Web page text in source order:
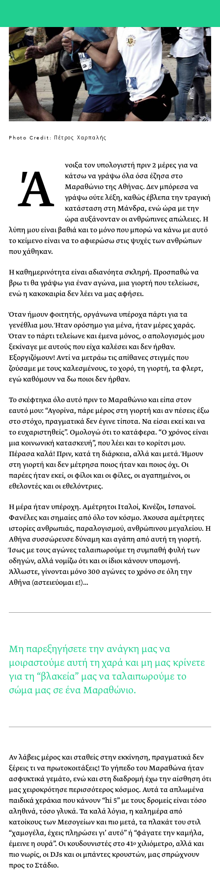
Photo Credit: Πέτρος Χαρπαλής
Ά
νοιξα τον υπολογιστή πριν 2 μέρες για να
κάτσω να γράψω όλα όσα έζησα στο
Μαραθώνιο της Αθήνας. Δεν μπόρεσα να
γράψω ούτε λέξη, καθώς έβλεπα την τραγική
κατάσταση στη Μάνδρα, ενώ ώρα με την
ώρα αυξάνονταν οι ανθρώπινες απώλειες. Η
λύπη μου είναι βαθιά και το μόνο που μπορώ να κάνω με αυτό
το κείμενο είναι να το αφιερώσω στις ψυχές των ανθρώπων
που χάθηκαν.
Η καθημερινότητα είναι αδιανόητα σκληρή. Προσπαθώ να
βρω τι θα γράψω για έναν αγώνα, μια γιορτή που τελείωσε,
ενώ η κακοκαιρία δεν λέει να μας αφήσει.
Όταν ήμουν φοιτητής, οργάνωνα υπέροχα πάρτι για τα
γενέθλια μου. Ήταν ορόσημο για μένα, ήταν μέρες χαράς.
Όταν το πάρτι τελείωνε και έμενα μόνος, ο απολογισμός μου
ξεκίναγε με αυτούς που είχα καλέσει και δεν ήρθαν.
Εξοργιζόμουν! Αντί να μετράω τις απίθανες στιγμές που
ζούσαμε με τους καλεσμένους, το χορό, τη γιορτή, τα φλερτ,
εγώ καθόμουν να δω ποιοι δεν ήρθαν.
Το σκέφτηκα όλο αυτό πριν το Μαραθώνιο και είπα στον
εαυτό μου: “Αγορίνα, πάρε μέρος στη γιορτή και αν πέσεις έξω
στο στόχο, πραγματικά δεν έγινε τίποτα. Να είσαι εκεί και να
το ευχαριστηθείς”. Ομολογώ ότι το κατάφερα. “Ο χρόνος είναι
μια κοινωνική κατασκευή”, που λέει και το κορίτσι μου.
Πέρασα καλά! Πριν, κατά τη διάρκεια, αλλά και μετά. Ήμουν
στη γιορτή και δεν μέτρησα ποιος ήταν και ποιος όχι. Οι
παρέες ήταν εκεί, οι φίλοι και οι φίλες, οι αγαπημένοι, οι
εθελοντές και οι εθελόντριες.
Η μέρα ήταν υπέροχη. Αμέτρητοι Ιταλοί, Κινέζοι, Ισπανοί.
Φανέλες και σημαίες από όλο τον κόσμο. Άκουσα αμέτρητες
ιστορίες ανθρωπιάς, παραλογισμού, ανθρώπινου μεγαλείου. Η
Αθήνα συσσώρευσε δύναμη και αγάπη από αυτή τη γιορτή.
Ίσως με τους αγώνες ταλαιπωρούμε τη συμπαθή φυλή των
οδηγών, αλλά νομίζω ότι και οι ίδιοι κάνουν υπομονή.
Άλλωστε, γίνονται μόνο 300 αγώνες το χρόνο σε όλη την
Αθήνα (αστειεύομαι ε!)…
Μη παρεξηγήσετε την ανάγκη μας να
μοιραστούμε αυτή τη χαρά και μη μας κρίνετε
για τη “βλακεία” μας να ταλαιπωρούμε το
σώμα μας σε ένα Μαραθώνιο.
Αν λάβεις μέρος και σταθείς στην εκκίνηση, πραγματικά δεν
ξέρεις τι να πρωτοκοιτάξεις! Το γήπεδο του Μαραθώνα ήταν
ασφυκτικά γεμάτο, ενώ και στη διαδρομή έχω την αίσθηση ότι
μας χειροκρότησε περισσότερος κόσμος. Αυτά τα απλωμένα
παιδικά χεράκια που κάνουν “hi 5” με τους δρομείς είναι τόσο
αληθινά, τόσο γλυκά. Τα καλά λόγια, η καλημέρα από
κατοίκους των Μεσογείων και πιο μετά, τα πλακάτ του στιλ
“χαμογέλα, έχεις πληρώσει γι’ αυτό” ή “φάγατε την καμήλα,
έμεινε η ουρά”. Οι κουδουνιστές στο 41ο χιλιόμετρο, αλλά και
πιο νωρίς, οι DJs και οι μπάντες κρουστών, μας σπρώχνουν
προς το Στάδιο.